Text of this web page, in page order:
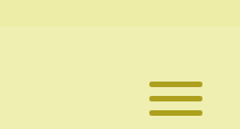
Die TKI